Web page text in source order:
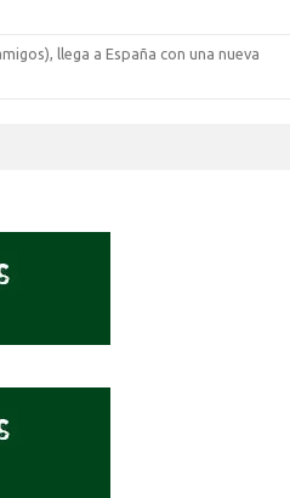
llega a España con una nueva